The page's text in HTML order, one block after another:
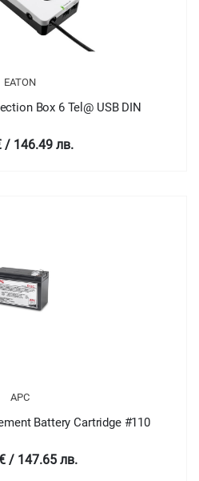
EATON
Box 6 Tel@ USB DIN
/ 146.49 лв.
APC
Battery Cartridge #110
/ 147.65 лв.